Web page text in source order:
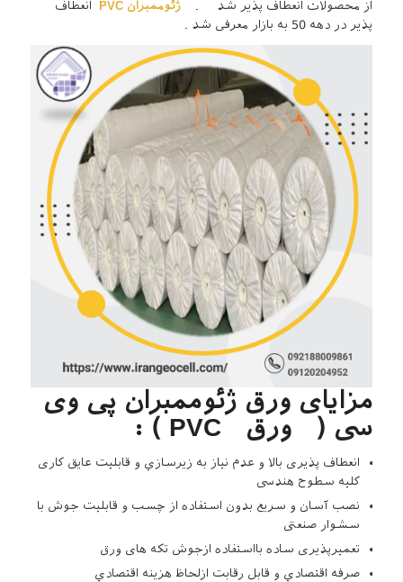
از محصولات انعطاف پذیر شد .
ژئوممبران PVC
انعطاف
پذیر در دهه 50 به بازار معرفی شد .
مزایای ورق ژئوممبران پی وی
سی ( ورق PVC ) :
انعطاف ‌پذیری بالا و عدم نیاز به زیرسازي و قابلیت عایق ‌کاری
کلیه سطوح هندسی
نصب آسان و سریع بدون استفاده از چسب و قابلیت جوش با
سشوار صنعتی
تعمیرپذیری ساده بااستفاده ازجوش تکه‌ های ورق
صرفه اقتصادي و قابل ‌رقابت ازلحاظ هزینه اقتصادي